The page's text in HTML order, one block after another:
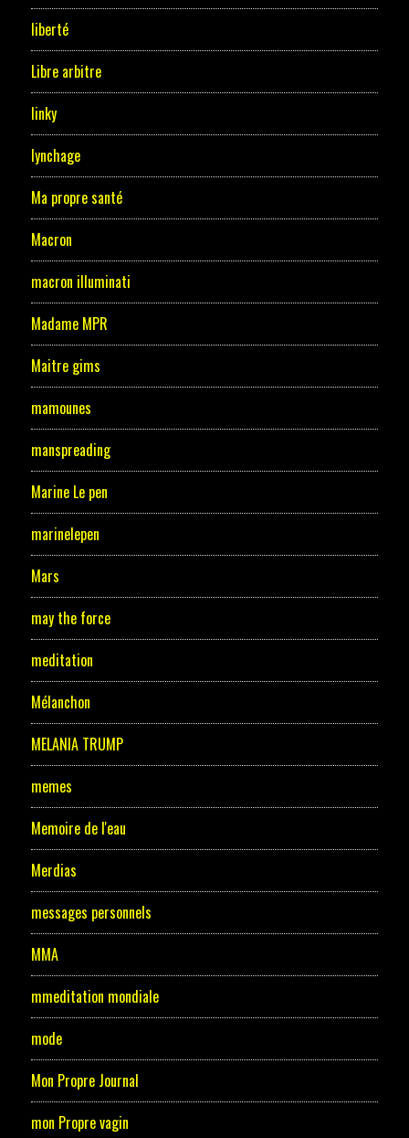
liberté
Libre arbitre
linky
lynchage
Ma propre santé
Macron
macron illuminati
Madame MPR
Maitre gims
mamounes
manspreading
Marine Le pen
marinelepen
Mars
may the force
meditation
Mélanchon
MELANIA TRUMP
memes
Memoire de l'eau
Merdias
messages personnels
MMA
mmeditation mondiale
mode
Mon Propre Journal
mon Propre vagin